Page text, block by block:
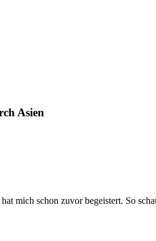
Asien
mich schon zuvor begeistert. So